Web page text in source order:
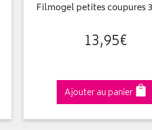
Filmogel petites coupures
13,95€
Ajouter au panier